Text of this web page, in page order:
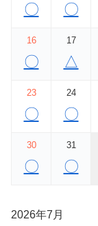
〇 〇
16
〇
17
△
23
〇
24
〇
30
〇
31
〇
2026年7月